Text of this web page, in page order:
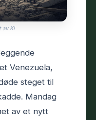
av KI
Venezuela,
steget til
Mandag
av et nytt